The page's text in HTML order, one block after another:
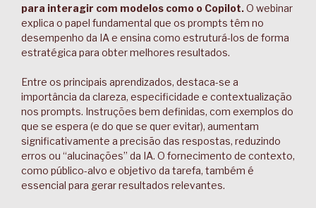
para interagir com modelos como o Copilot.O webinar
explica o papel fundamental que os prompts têm no
desempenho da IA e ensina como estruturá-los de forma
estratégica para obter melhores resultados.
Entre os principais aprendizados, destaca-se a
importância da clareza, especificidade e contextualização
nos prompts. Instruções bem definidas, com exemplos do
que se espera (e do que se quer evitar), aumentam
significativamente a precisão das respostas, reduzindo
erros ou “alucinações” da IA. O fornecimento de contexto,
como público-alvo e objetivo da tarefa, também é
essencial para gerar resultados relevantes.